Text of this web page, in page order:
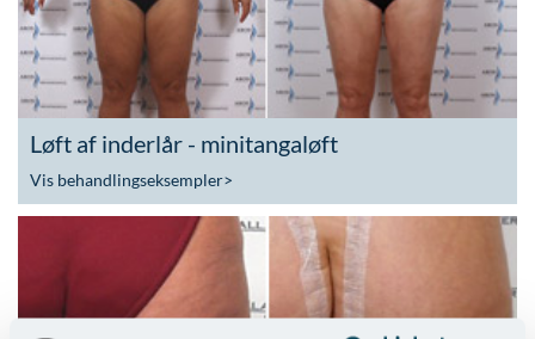
Løft af inderlår - minitangaløft
Vis behandlingseksempler>